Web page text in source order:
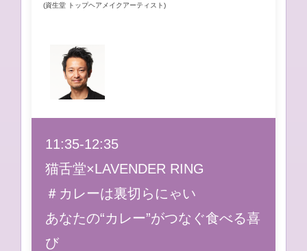
(資生堂 トップヘアメイクアーティスト)
11:35-12:35
猫舌堂×LAVENDER RING​
＃カレーは裏切らにゃい
あなたの“カレー”がつなぐ食べる喜
び